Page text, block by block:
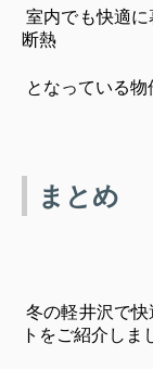
室内でも快適
断熱
となっている物
まとめ
冬の軽井沢で
トをご紹介しま